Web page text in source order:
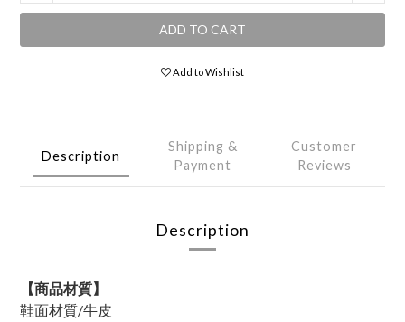
ADD TO CART
Add to Wishlist
Description
Shipping &
Payment
Customer
Reviews
Description
【商品材質】
鞋面材質/牛皮